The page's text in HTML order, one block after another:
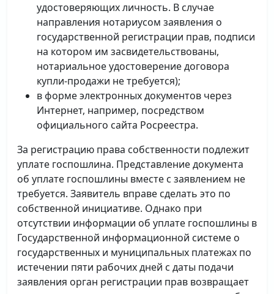
удостоверяющих личность. В случае
направления нотариусом заявления о
государственной регистрации прав, подписи
на котором им засвидетельствованы,
нотариальное удостоверение договора
купли-продажи не требуется);
в форме электронных документов через
Интернет, например, посредством
официального сайта Росреестра.
За регистрацию права собственности подлежит
уплате госпошлина. Представление документа
об уплате госпошлины вместе с заявлением не
требуется. Заявитель вправе сделать это по
собственной инициативе. Однако при
отсутствии информации об уплате госпошлины в
Государственной информационной системе о
государственных и муниципальных платежах по
истечении пяти рабочих дней с даты подачи
заявления орган регистрации прав возвращает